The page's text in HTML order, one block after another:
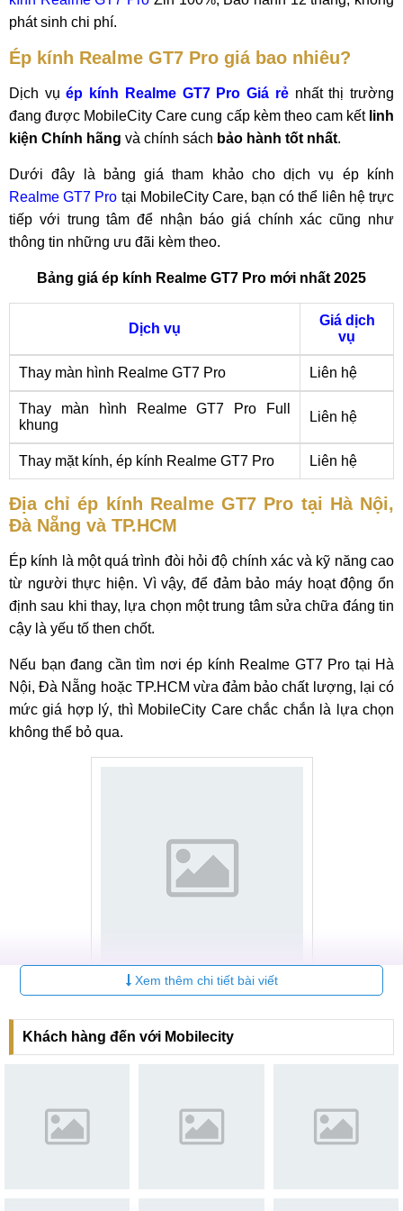
phát sinh chi phí.
Ép kính Realme GT7 Pro giá bao nhiêu?
Dịch vụép kính Realme GT7 Pro Giá rẻnhất thị trường
đang được MobileCity Care cung cấp kèm theo cam kết linh
kiện Chính hãng và chính sách bảo hành tốt nhất.
Dưới đây là bảng giá tham khảo cho dịch vụ ép kính
Realme GT7 Pro tại MobileCity Care, bạn có thể liên hệ trực
tiếp với trung tâm để nhận báo giá chính xác cũng như
thông tin những ưu đãi kèm theo.
Bảng giá ép kính Realme GT7 Pro mới nhất 2025
Dịch vụ
Giá dịch
vụ
Thay màn hình Realme GT7 Pro Liên hệ
Thay màn hình Realme GT7 Pro Full
khung
Liên hệ
Thay mặt kính, ép kính Realme GT7 Pro Liên hệ
Địa chỉ ép kính Realme GT7 Pro tại Hà Nội,
Đà Nẵng và TP.HCM
Ép kính là một quá trình đòi hỏi độ chính xác và kỹ năng cao
từ người thực hiện. Vì vậy, để đảm bảo máy hoạt động ổn
định sau khi thay, lựa chọn một trung tâm sửa chữa đáng tin
cậy là yếu tố then chốt.
Nếu bạn đang cần tìm nơi ép kính Realme GT7 Pro tại Hà
Nội, Đà Nẵng hoặc TP.HCM vừa đảm bảo chất lượng, lại có
mức giá hợp lý, thì MobileCity Care chắc chắn là lựa chọn
không thể bỏ qua.
Hệ thống MobileCity Care toàn quốc
Tại đây, quá trình sửa chữa được thực hiện bằng linh kiện
Chính hãng, dưới tay những kỹ thuật viên có kinh nghiệm
ổn định mà còn đảm bảo tính thẩm mỹ như ban đầu.
Xem thêm chi tiết bài viết
Khách hàng đến với Mobilecity